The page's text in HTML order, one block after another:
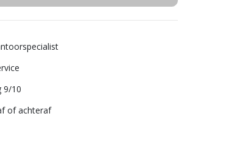
9/10
of achteraf